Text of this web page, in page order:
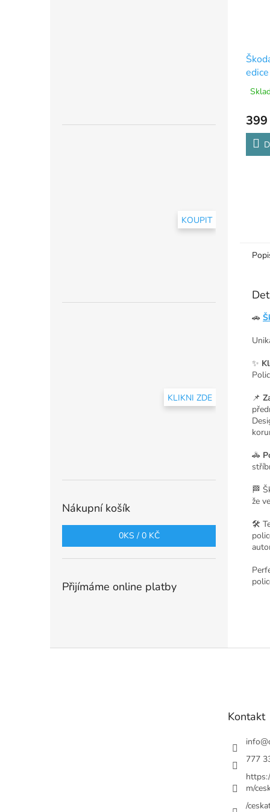
KOUPIT
KLIKNI ZDE
Nákupní košík
0KS / 0 KČ
Přijímáme online platby
399
🚗
✨
📌
🚓
🏁
že
🛠️
Kontakt
info@
777
m/
/